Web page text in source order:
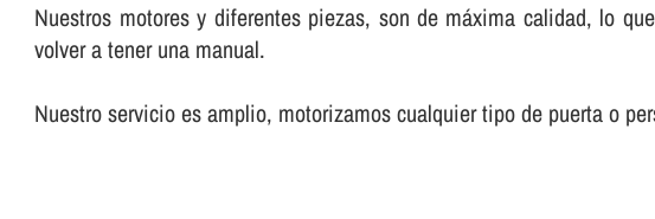
Nuestros motores y diferentes piezas, son de máxima calidad, lo
volver a tener una manual.
Nuestro servicio es amplio, motorizamos cualquier tipo de puerta o